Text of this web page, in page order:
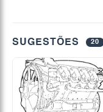
SUGESTÕES 20